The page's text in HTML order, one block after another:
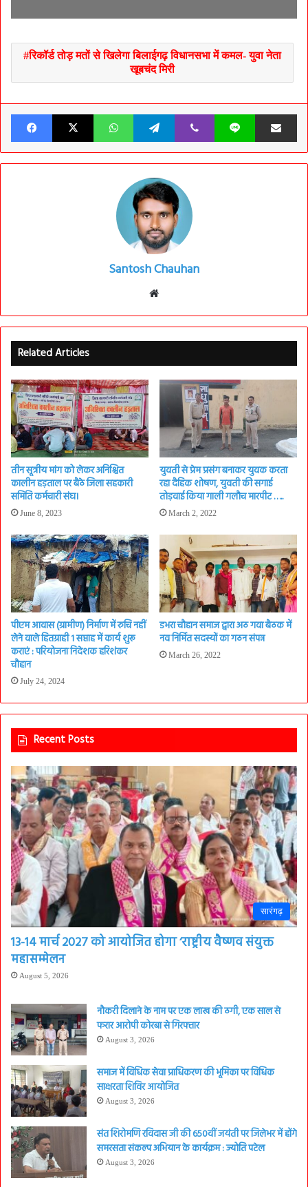
रिकॉर्ड तोड़ मतों से खिलेगा बिलाईगढ़ विधानसभा में कमल- युवा नेता
खूबचंद मिरी
Facebook X WhatsApp Telegram Viber Line Share
Santosh Chauhan
Related Articles
तीन सूत्रीय मांग को लेकर अनिश्चित
कालीन हड़ताल पर बैठे जिला सहकारी
समिति कर्मचारी संघ।
June 8, 2023
युवती से प्रेम प्रसंग बनाकर युवक करता
रहा दैहिक शोषण, युवती की सगाई
तोड़वाई किया गाली गलौच मारपीट …..
March 2, 2022
पीएम आवास (ग्रामीण) निर्माण में रुचि नहीं
लेने वाले हितग्राही 1 सप्ताह में कार्य शुरू
कराएं : परियोजना निदेशक हरिशंकर
चौहान
July 24, 2024
डभरा चौहान समाज द्वारा अठ गवा बैठक में
नव निर्मित सदस्यों का गठन संपन्न
March 26, 2022
Recent Posts
सारंगढ़
13-14 मार्च 2027 को आयोजित होगा ‘राष्ट्रीय वैष्णव संयुक्त
महासम्मेलन
August 5, 2026
नौकरी दिलाने के नाम पर एक लाख की ठगी, एक साल से
फरार आरोपी कोरबा से गिरफ्तार
August 3, 2026
समाज में विधिक सेवा प्राधिकरण की भूमिका पर विधिक
साक्षरता शिविर आयोजित
August 3, 2026
संत शिरोमणि रविदास जी की 650वीं जयंती पर जिलेभर में होंगे
समरसता संकल्प अभियान के कार्यक्रम : ज्योति पटेल
August 3, 2026